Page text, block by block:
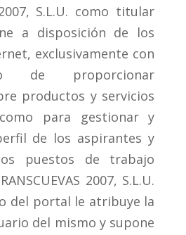
2007, S.L.U. como titular
a disposición de los
exclusivamente con
de proporcionar
productos y servicios
para gestionar y
de los aspirantes y
puestos de trabajo
2007, S.L.U.
del portal le atribuye la
del mismo y supone